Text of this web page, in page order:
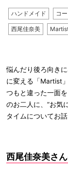
ハンドメイド コ
西尾佳奈美
悩んだり後ろ向き
に変える「Martist
つもと違った一面
のお二人に、”お気
タイムについてお
西尾佳奈美さ